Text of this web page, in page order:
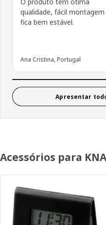
qualidade, fácil montagem
fica bem estável.
Ana Cristina, Portugal
Apresentar
Acessórios para